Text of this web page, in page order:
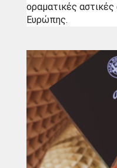
οραματικές αστικές
Ευρώπης.